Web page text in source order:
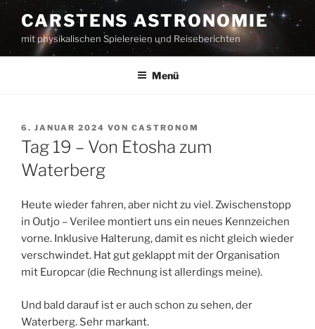
Zum
Inhalt
springen
CARSTENS ASTRONOMIE
mit physikalischen Spielereien und Reiseberichten
Menü
VERÖFFENTLICHT
AM
6. JANUAR 2024 VON CASTRONOM
Tag 19 – Von Etosha zum
Waterberg
Heute wieder fahren, aber nicht zu viel. Zwischenstopp
in Outjo – Verilee montiert uns ein neues Kennzeichen
vorne. Inklusive Halterung, damit es nicht gleich wieder
verschwindet. Hat gut geklappt mit der Organisation
mit Europcar (die Rechnung ist allerdings meine).
Und bald darauf ist er auch schon zu sehen, der
Waterberg. Sehr markant.